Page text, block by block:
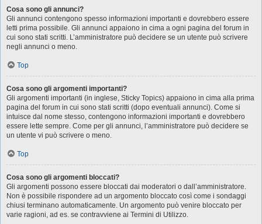
Cosa sono gli annunci?
Gli annunci contengono spesso informazioni importanti e dovrebbero essere
letti prima possibile. Gli annunci appaiono in cima a ogni pagina del forum in
cui sono stati scritti. L’amministratore può decidere se un utente può scrivere
negli annunci o meno.
Top
Cosa sono gli argomenti importanti?
Gli argomenti importanti (in inglese, Sticky Topics) appaiono in cima alla prima
pagina del forum in cui sono stati scritti (dopo eventuali annunci). Come si
intuisce dal nome stesso, contengono informazioni importanti e dovrebbero
essere lette sempre. Come per gli annunci, l’amministratore può decidere se
un utente vi può scrivere o meno.
Top
Cosa sono gli argomenti bloccati?
Gli argomenti possono essere bloccati dai moderatori o dall’amministratore.
Non è possibile rispondere ad un argomento bloccato così come i sondaggi
chiusi terminano automaticamente. Un argomento può venire bloccato per
varie ragioni, ad es. se contravviene ai Termini di Utilizzo.